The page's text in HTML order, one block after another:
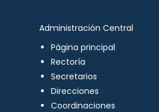
Administración Central
Página principal
Rectoría
Secretarios
Direcciones
Coordinaciones